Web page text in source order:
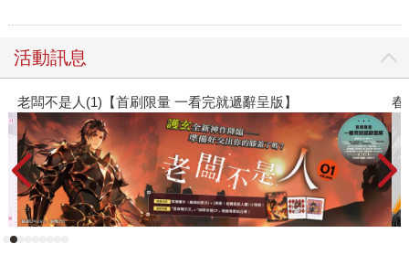
活動訊息
春光ｘ奇幻基地｜全書系展